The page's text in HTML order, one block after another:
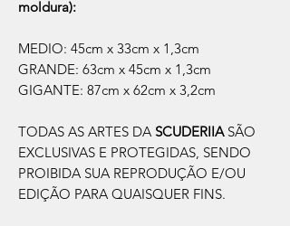
moldura):
MEDIO: 45cm x 33cm x 1,3cm
GRANDE: 63cm x 45cm x 1,3cm
GIGANTE: 87cm x 62cm x 3,2cm
TODAS AS ARTES DA SCUDERIIA SÃO
EXCLUSIVAS E PROTEGIDAS, SENDO
PROIBIDA SUA REPRODUÇÃO E/OU
EDIÇÃO PARA QUAISQUER FINS.